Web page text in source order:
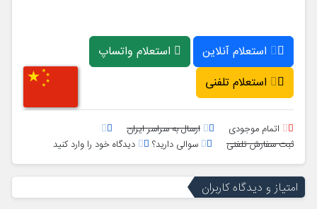
استعلام آنلاین
استعلام واتساپ
استعلام تلفنی
اتمام موجودی
ارسال به سراسر ایران
ثبت سفارش تلفنی
سوالی دارید؟ دیدگاه خود را وارد کنید
امتیاز و دیدگاه کاربران